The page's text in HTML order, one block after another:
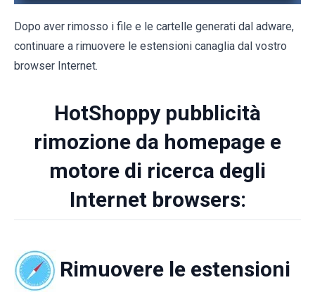
Dopo aver rimosso i file e le cartelle generati dal adware,
continuare a rimuovere le estensioni canaglia dal vostro
browser Internet.
HotShoppy pubblicità
rimozione da homepage e
motore di ricerca degli
Internet browsers:
Rimuovere le estensioni